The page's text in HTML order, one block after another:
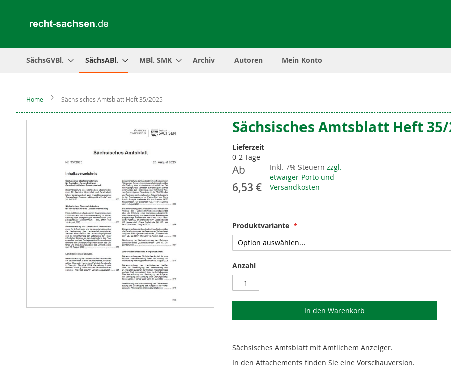
SächsGVBl. SächsABl. MBl. SMK Archiv Autoren Mein Konto
Home Sächsisches Amtsblatt Heft 35/2025
Sächsisches Amtsblatt Heft 35/
Lieferzeit
0-2 Tage
Ab
6,53 €
Inkl. 7% Steuern zzgl.
etwaiger Porto und
Versandkosten
Produktvariante
Anzahl
In den Warenkorb
Sächsisches Amtsblatt mit Amtlichem Anzeiger.
In den Attachements finden Sie eine Vorschauversion.